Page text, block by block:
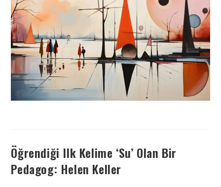
Öğrendiği Ilk Kelime ‘su’ Olan Bir
Pedagog: Helen Keller